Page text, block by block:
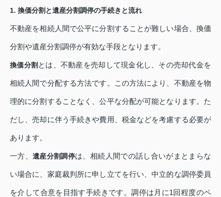
1. 換価分割と遺産分割調停の手続きと流れ
不動産を相続人間で公平に分割することが難しい場合、換価
分割や遺産分割調停が有効な手段となります。
換価分割 とは、不動産を売却して現金化し、その売却代金を
相続人間で分配する方法です。この方法により、不動産を物
理的に分割することなく、公平な分配が可能となります。た
だし、売却に伴う手続きや費用、税金などを考慮する必要が
あります。
一方、遺産分割調停は、相続人間での話し合いがまとまらな
い場合に、家庭裁判所に申し立てを行い、中立的な調停委員
を介して合意を目指す手続きです。調停は月に1回程度のペ